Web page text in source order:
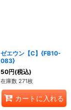
ゼエウン【C】{FB10-
083}
50円(税込)
在庫数 271枚
カートに入れる